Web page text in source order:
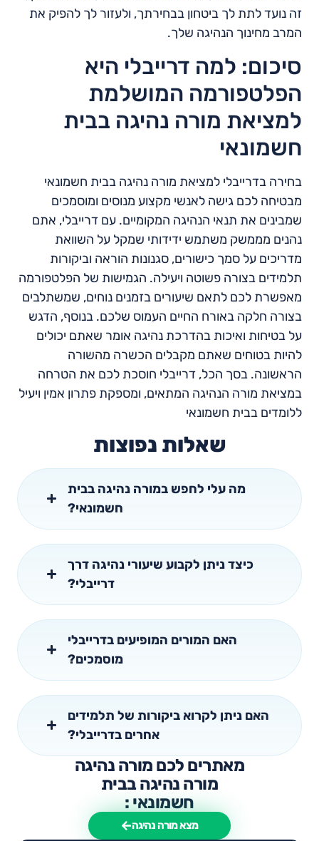
זה נועד לתת לך ביטחון בבחירתך, ולעזור לך להפיק את
המרב מחינוך הנהיגה שלך.
סיכום: למה דרייבלי היא
הפלטפורמה המושלמת
למציאת מורה נהיגה בבית
חשמונאי
בחירה בדרייבלי למציאת מורה נהיגה בבית חשמונאי
מבטיחה לכם גישה לאנשי מקצוע מנוסים ומוסמכים
שמבינים את תנאי הנהיגה המקומיים. עם דרייבלי, אתם
נהנים מממשק משתמש ידידותי שמקל על השוואת
מדריכים על סמך כישורים, סגנונות הוראה וביקורות
תלמידים בצורה פשוטה ויעילה. הגמישות של הפלטפורמה
מאפשרת לכם לתאם שיעורים בזמנים נוחים, שמשתלבים
בצורה חלקה באורח החיים העמוס שלכם. בנוסף, הדגש
על בטיחות ואיכות בהדרכת נהיגה אומר שאתם יכולים
להיות בטוחים שאתם מקבלים הכשרה מהשורה
הראשונה. בסך הכל, דרייבלי חוסכת לכם את הטרחה
במציאת מורה הנהיגה המתאים, ומספקת פתרון אמין ויעיל
ללומדים בבית חשמונאי
שאלות נפוצות
מה עלי לחפש במורה נהיגה בבית
חשמונאי?
כיצד ניתן לקבוע שיעורי נהיגה דרך
דרייבלי?
האם המורים המופיעים בדרייבלי
מוסמכים?
האם ניתן לקרוא ביקורות של תלמידים
אחרים בדרייבלי?
מאתרים לכם מורה נהיגה
מורה נהיגה בבית
חשמונאי :
מצא מורה נהיגה